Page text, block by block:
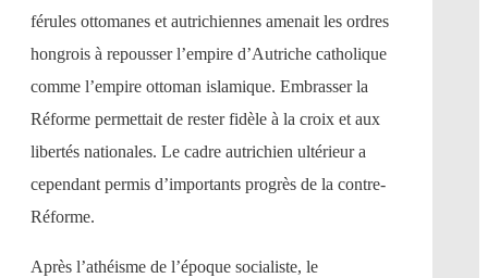
férules ottomanes et autrichiennes amenait les ordres
hongrois à repousser l’empire d’Autriche catholique
comme l’empire ottoman islamique. Embrasser la
Réforme permettait de rester fidèle à la croix et aux
libertés nationales. Le cadre autrichien ultérieur a
cependant permis d’importants progrès de la contre-
Réforme.
Après l’athéisme de l’époque socialiste, le